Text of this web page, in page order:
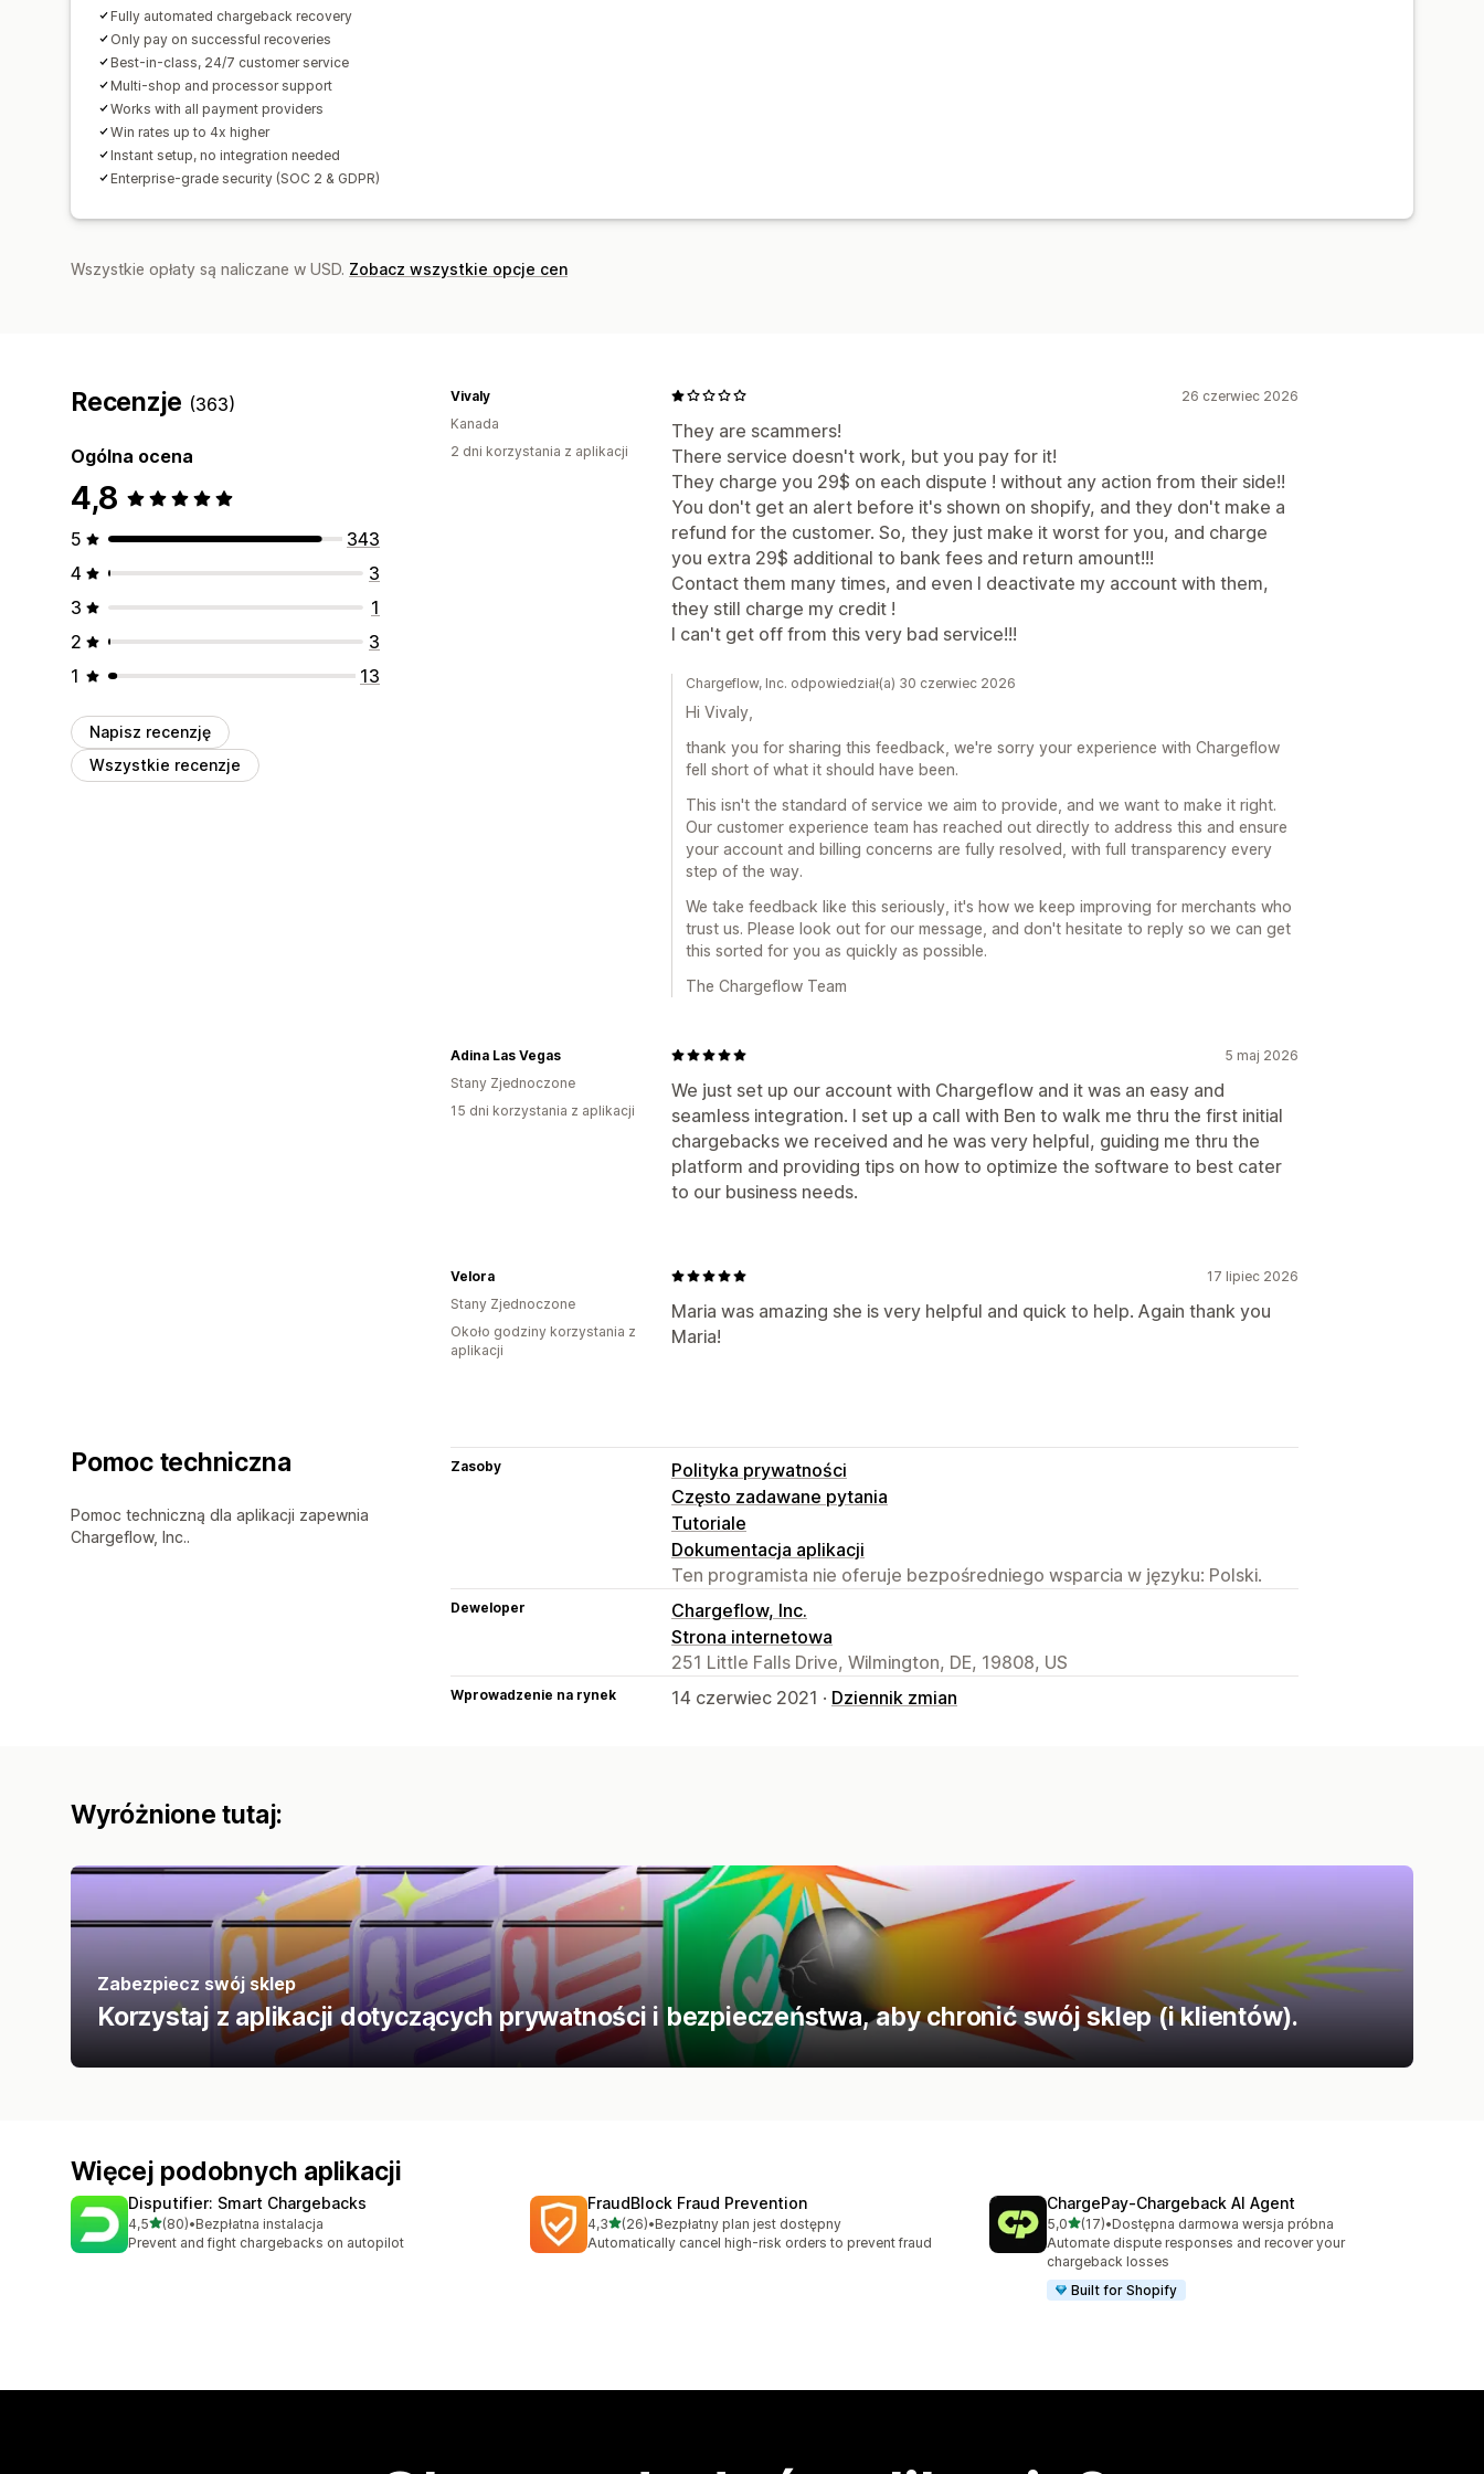
Fully automated chargeback recovery
Only pay on successful recoveries
Best-in-class, 24/7 customer service
Multi-shop and processor support
Works with all payment providers
Win rates up to 4x higher
Instant setup, no integration needed
Enterprise-grade security (SOC 2 & GDPR)
Wszystkie opłaty są naliczane w USD. Zobacz wszystkie opcje cen
Recenzje (363)
Ogólna ocena
4,8
5
343
4
3
3
1
2
3
1
13
Napisz recenzję
Wszystkie recenzje
26 czerwiec 2026
They are scammers!
There service doesn't work, but you pay for it!
They charge you 29$ on each dispute ! without any action from their side!!
You don't get an alert before it's shown on shopify, and they don't make a
refund for the customer. So, they just make it worst for you, and charge
you extra 29$ additional to bank fees and return amount!!!
Contact them many times, and even I deactivate my account with them,
they still charge my credit !
I can't get off from this very bad service!!!
Vivaly
Kanada
2 dni korzystania z aplikacji
Chargeflow, Inc. odpowiedział(a) 30 czerwiec 2026
Hi Vivaly,
thank you for sharing this feedback, we're sorry your experience with Chargeflow
fell short of what it should have been.
This isn't the standard of service we aim to provide, and we want to make it right.
Our customer experience team has reached out directly to address this and ensure
your account and billing concerns are fully resolved, with full transparency every
step of the way.
We take feedback like this seriously, it's how we keep improving for merchants who
trust us. Please look out for our message, and don't hesitate to reply so we can get
this sorted for you as quickly as possible.
The Chargeflow Team
5 maj 2026
We just set up our account with Chargeflow and it was an easy and
seamless integration. I set up a call with Ben to walk me thru the first initial
chargebacks we received and he was very helpful, guiding me thru the
platform and providing tips on how to optimize the software to best cater
to our business needs.
Adina Las Vegas
Stany Zjednoczone
15 dni korzystania z aplikacji
17 lipiec 2026
Maria was amazing she is very helpful and quick to help. Again thank you
Maria!
Velora
Stany Zjednoczone
Około godziny korzystania z
aplikacji
Pomoc techniczna
Pomoc techniczną dla aplikacji zapewnia
Chargeflow, Inc..
Zasoby
Polityka prywatności
Często zadawane pytania
Tutoriale
Dokumentacja aplikacji
Ten programista nie oferuje bezpośredniego wsparcia w języku: Polski.
Deweloper
Chargeflow, Inc.
Strona internetowa
251 Little Falls Drive, Wilmington, DE, 19808, US
Wprowadzenie na rynek 14 czerwiec 2021 · Dziennik zmian
Wyróżnione tutaj:
Zabezpiecz swój sklep
Korzystaj z aplikacji dotyczących prywatności i bezpieczeństwa, aby chronić swój sklep (i klientów).
Więcej podobnych aplikacji
Disputifier: Smart Chargebacks
4,5na 5 gwiazdek
(80)
Łączna liczba recenzji: 80
•Bezpłatna instalacja
Prevent and fight chargebacks on autopilot
FraudBlock Fraud Prevention
4,3na 5 gwiazdek
(26)
Łączna liczba recenzji: 26
•Bezpłatny plan jest dostępny
Automatically cancel high-risk orders to prevent fraud
ChargePay‑Chargeback AI Agent
5,0na 5 gwiazdek
(17)
Łączna liczba recenzji: 17
•Dostępna darmowa wersja próbna
Automate dispute responses and recover your
chargeback losses
Built for Shopify